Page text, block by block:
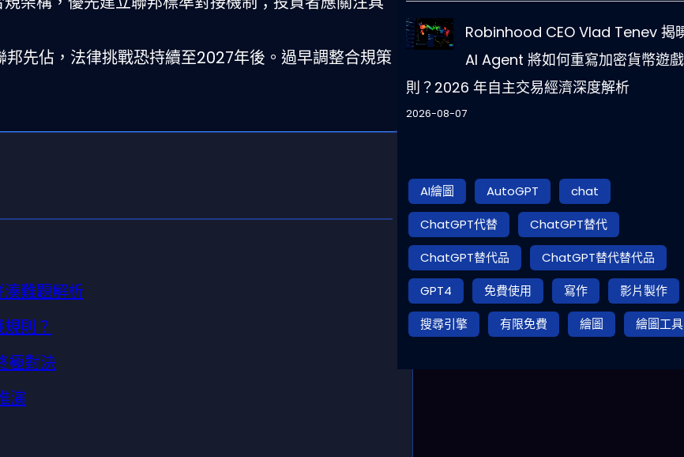
先佔，法律挑戰恐持續至2027年後。過早調整合規策
難題解析
則？
極對決
演
Robinhood CEO Vlad Tenev 揭
AI Agent 將如何重寫加密貨幣遊
則？2026 年自主交易經濟深度解析
2026-08-07
AI繪圖 AutoGPT
chat
ChatGPT代替
ChatGPT替代
ChatGPT替代品
ChatGPT替代替代品
GPT4
免費使用 寫作
影片製作
搜尋引擎
有限免費 繪圖 繪圖工具